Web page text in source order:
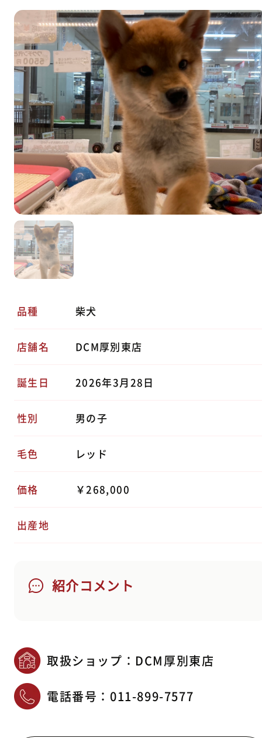
品種 柴犬
店舗名 DCM厚別東店
誕生日 2026年3月28日
性別 男の子
毛色 レッド
価格 ￥268,000
出産地
紹介コメント
取扱ショップ：DCM厚別東店
電話番号： 011-899-7577